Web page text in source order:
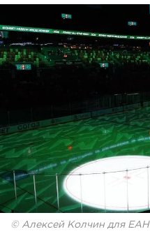
© Алексей Колчин для ЕАН